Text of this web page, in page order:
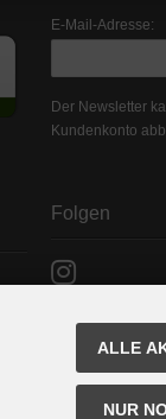
E-Mail-Adresse:
Der Newsletter
Kundenkonto
Folgen
ALLE
NUR